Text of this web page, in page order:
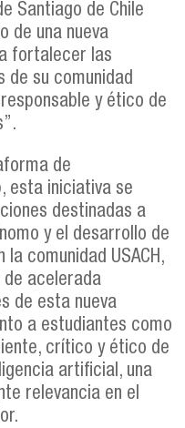
Santiago de Chile
de una nueva
fortalecer las
de su comunidad
y ético de
de
esta iniciativa se
destinadas a
y el desarrollo de
comunidad USACH,
de acelerada
de esta nueva
a estudiantes como
crítico y ético de
artificial, una
relevancia en el